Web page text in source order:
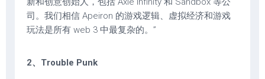
司。我们相信 Apeiron 的游戏逻辑、虚拟经济和游戏
玩法是所有 web 3 中最复杂的。”
2、Trouble Punk